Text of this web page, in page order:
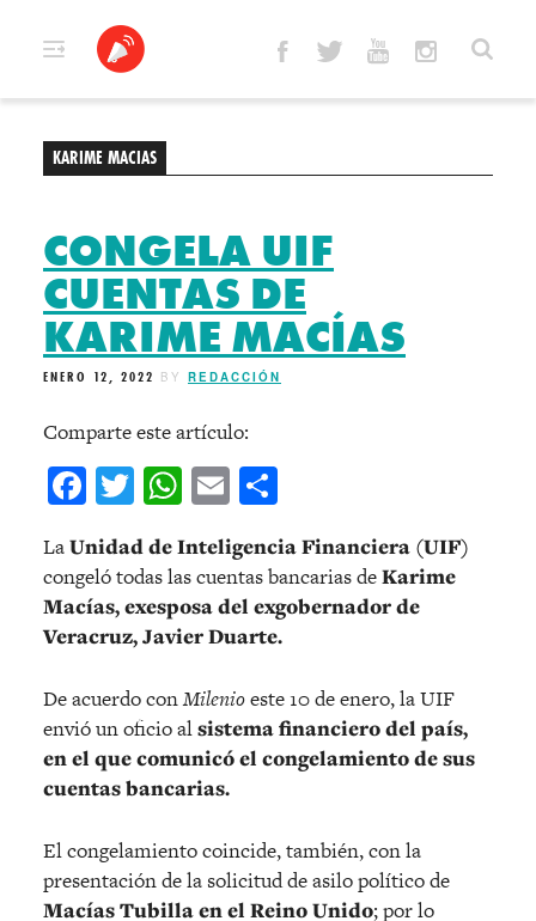
KARIME MACIAS
CONGELA UIF
CUENTAS DE
KARIME MACÍAS
ENERO 12, 2022 BY REDACCIÓN
Comparte este artículo:
Facebook
Twitter
WhatsApp
Email
LaUnidad de Inteligencia Financiera (UIF)
congeló todas las cuentas bancarias deKarime
Macías, exesposa del exgobernador de
Veracruz, Javier Duarte.
De acuerdo conMilenioeste 10 de enero, la UIF
envió un oficio alsistema financiero del país,
en el que comunicó el congelamiento de sus
cuentas bancarias.
El congelamiento coincide, también, con la
presentación de la solicitud de asilo político de
Macías Tubilla en el Reino Unido; por lo